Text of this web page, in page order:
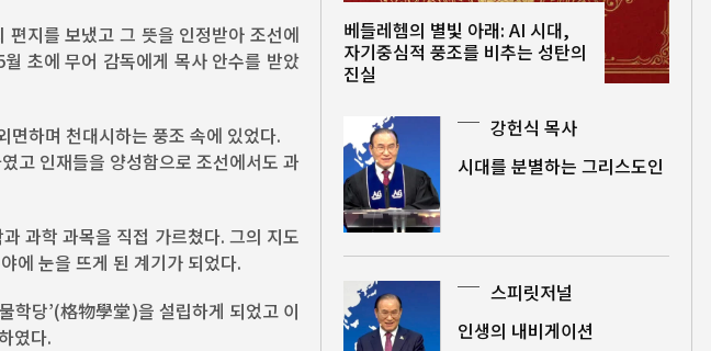
지를 보냈고 그 뜻을 인정받아 조선에
초에 무어 감독에게 목사 안수를 받았
면하며 천대시하는 풍조 속에 있었다.
고 인재들을 양성함으로 조선에서도 과
과학 과목을 직접 가르쳤다. 그의 지도
에 눈을 뜨게 된 계기가 되었다.
학당’(格物學堂)을 설립하게 되었고 이
였다.
베들레헴의 별빛 아래: AI 시대,
자기중심적 풍조를 비추는 성탄의
진실
강헌식 목사
시대를 분별하는 그리스도인
스피릿저널
인생의 내비게이션